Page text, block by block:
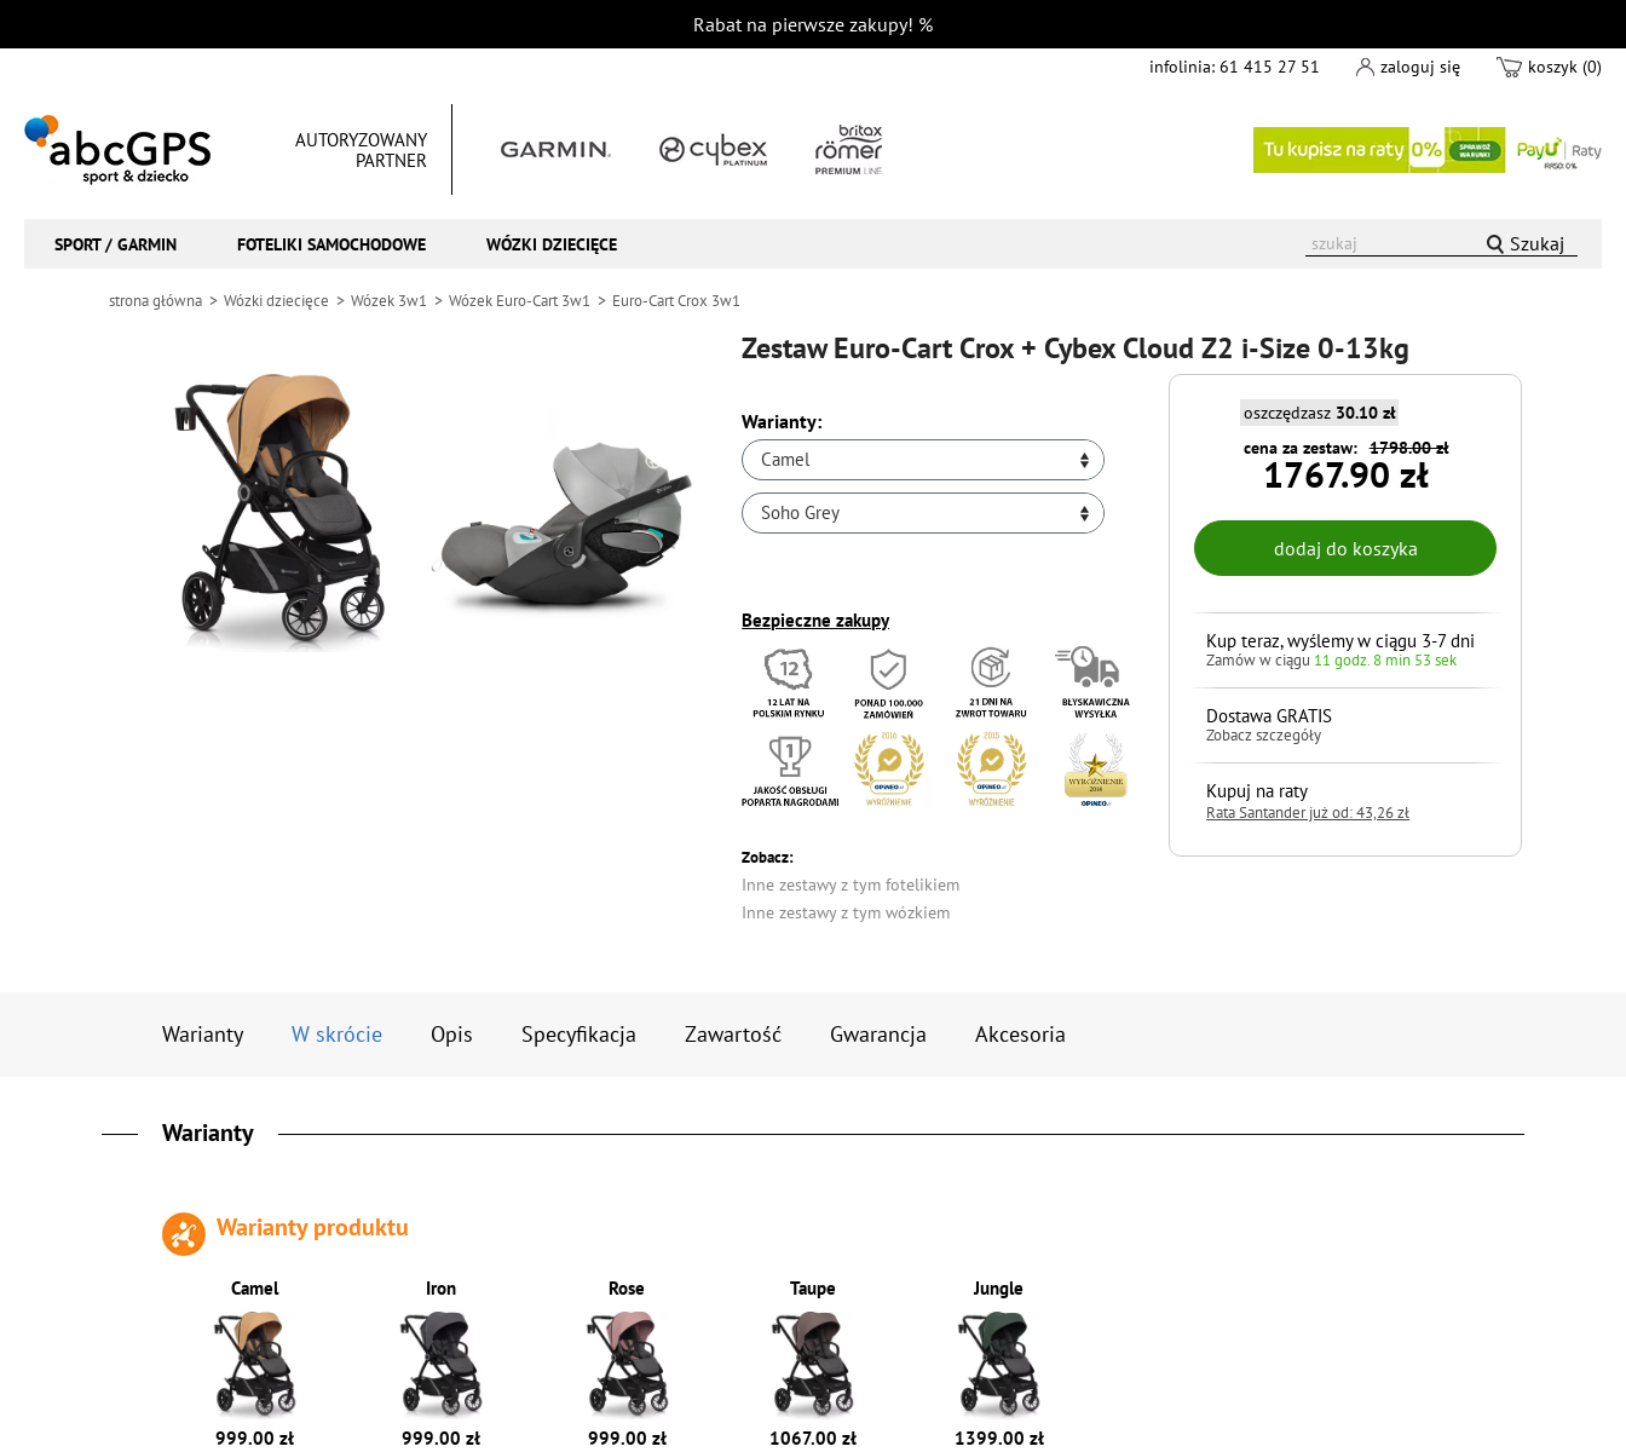
Rabat na pierwsze zakupy! %
infolinia: 61 415 27 51 zaloguj się koszyk (0)
AUTORYZOWANY
PARTNER
SPORT / GARMIN FOTELIKI SAMOCHODOWE WÓZKI DZIECIĘCE Szukaj
strona główna Wózki dziecięce Wózek 3w1 Wózek Euro-Cart 3w1 Euro-Cart Crox 3w1
Zestaw Euro-Cart Crox + Cybex Cloud Z2 i-Size 0-13kg
Warianty:
Camel
Soho Grey
Bezpieczne zakupy
Zobacz:
Inne zestawy z tym fotelikiem
Inne zestawy z tym wózkiem
oszczędzasz 30.10 zł
1798.00 zł
cena za zestaw:
1767.90 zł
Kup teraz, wyślemy w ciągu 3-7 dni
Zamów w ciągu 11 godz. 8 min 52 sek
Dostawa GRATIS
Zobacz szczegóły
Kupuj na raty
Rata Santander już od: 43,26 zł
Warianty W skrócie Opis Specyfikacja Zawartość Gwarancja Akcesoria
Warianty
Warianty produktu
Camel
999.00 zł
Iron
999.00 zł
Rose
999.00 zł
Taupe
1067.00 zł
Jungle
1399.00 zł